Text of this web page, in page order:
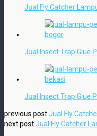
Jual Fly Catcher
Jual Insect Trap Glue
Jual Insect Trap Glue
previous postJual Fly
next postJual Fly Catcher